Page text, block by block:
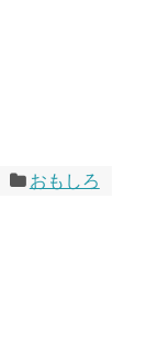
おもしろ